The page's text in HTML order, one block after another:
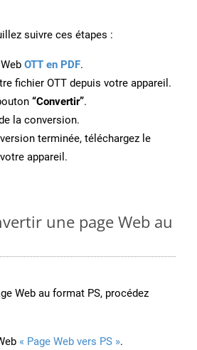
suivre ces étapes :
OTT en PDF.
fichier OTT depuis votre appareil.
“Convertir”.
la conversion.
terminée, téléchargez le
appareil.
une page Web au
Web au format PS, procédez
« Page Web vers PS ».